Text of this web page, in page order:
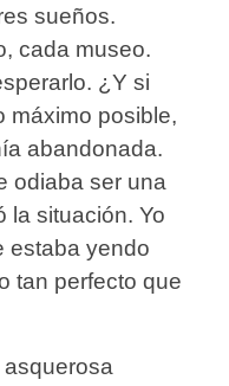
sueños.
cada museo.
¿Y si
máximo posible,
abandonada.
odiaba ser una
la situación. Yo
estaba yendo
tan perfecto que